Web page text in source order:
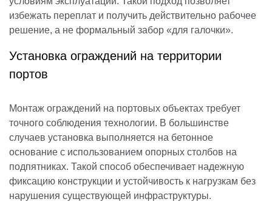
избежать переплат и получить действительно рабочее
решение, а не формальный забор «для галочки».
Установка ограждений на территории
портов
Монтаж ограждений на портовых объектах требует
точного соблюдения технологии. В большинстве
случаев установка выполняется на бетонное
основание с использованием опорных столбов на
подпятниках. Такой способ обеспечивает надежную
фиксацию конструкции и устойчивость к нагрузкам без
нарушения существующей инфраструктуры.